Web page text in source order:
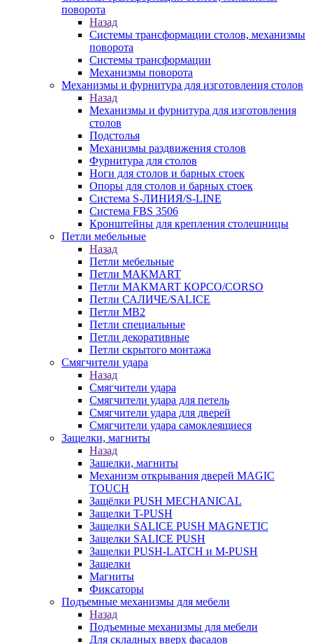
поворота
Назад
Системы трансформации столов, механизмы
поворота
Системы трансформации
Механизмы поворота
Механизмы и фурнитура для изготовления столов
Назад
Механизмы и фурнитура для изготовления
столов
Подстолья
Механизмы раздвижения столов
Фурнитура для столов
Ноги для столов и барных стоек
Опоры для столов и барных стоек
Система S-ЛИНИЯ/S-LINE
Система FBS 3506
Кронштейны для крепления столешницы
Петли мебельные
Назад
Петли мебельные
Петли MAKMART
Петли MAKMART КОРСО/CORSO
Петли САЛИЧЕ/SALICE
Петли MB2
Петли специальные
Петли декоративные
Петли скрытого монтажа
Смягчители удара
Назад
Смягчители удара
Смягчители удара для петель
Смягчители удара для дверей
Cмягчители удара самоклеящиеся
Защелки, магниты
Назад
Защелки, магниты
Механизм открывания дверей MAGIC
TOUCH
Защёлки PUSH MECHANICAL
Защелки T-PUSH
Защелки SALICE PUSH MAGNETIC
Защелки SALICE PUSH
Защелки PUSH-LATCH и M-PUSH
Защелки
Магниты
Фиксаторы
Подъемные механизмы для мебели
Назад
Подъемные механизмы для мебели
Для складных вверх фасадов